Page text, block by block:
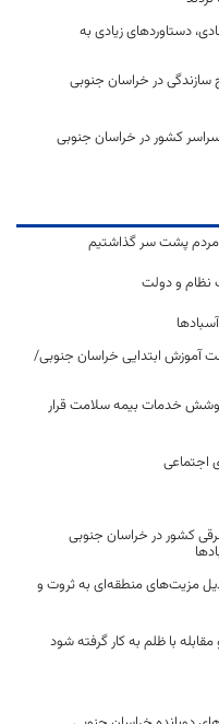
دستاوردهای زیادی به
سازندگی در خراسان جنوبی
کشور در خراسان جنوبی
مردم پشت سر گذاشتیم
نظام و دولت
آموزش ابتدایی خراسان جنوبی/
پوشش خدمات بیمه سلامت قرار
اجتماعی
کشور در خراسان جنوبی
مزیت‌های منطقه‌ای به ثروت و
با ظلم به کار گرفته شود